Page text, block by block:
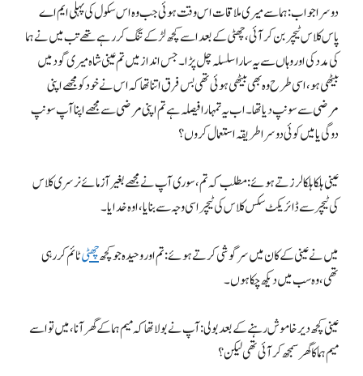
دوسرا جواب: ہما سے میری ملاقات اس وقت ہوئی جب وہ اس سکول کی پہلی ایم اے
پاس کلاس ٹیچر بن کر آئی، چھٹی کے بعد اسے کچھ لڑکے تنگ کررہے تھے تب میں نے ہما
کی مدد کی اور وہاں سے یہ سارا سلسلہ چل پڑا۔ جس انداز میں تم عینی شاہ میری گود میں
بیٹھی ہو، اسی طرح وہ بھی بیٹھی ہوئی تھی بس فرق اتنا تھا کہ اس نے خود کو مجھے اپنی
مرضی سے سونپ دیا تھا۔ اب یہ تمہارا فیصلہ ہے تم اپنی مرضی سے مجھے اپنا آپ سونپ
دو گی یا میں کوئی دوسرا طریقہ استعمال کروں؟
عینی ہلکا ہلکا لرزتے ہوئے: مطلب کہ تم، سوری آپ نے مجھے بغیر آزمائے نرسری کلاس
کی ٹیچر سے ڈائریکٹ سکس کلاس کی ٹیچر اسی وجہ سے بنایا، اوہ خدایا۔
میں نے عینی کے کان میں سرگوشی کرتے ہوئے: تم اور وحیدہ جو کچھچھٹیٹائم کررہی
تھی، وہ سب میں دیکھ چکا ہوں۔
عینی کچھ دیر خاموش رہنے کے بعد بولی: آپ نے بولا تھا کہ میم ہما کے گھر آنا، میں تو اسے
میم ہما کا گھر سمجھ کر آئی تھی لیکن ؟